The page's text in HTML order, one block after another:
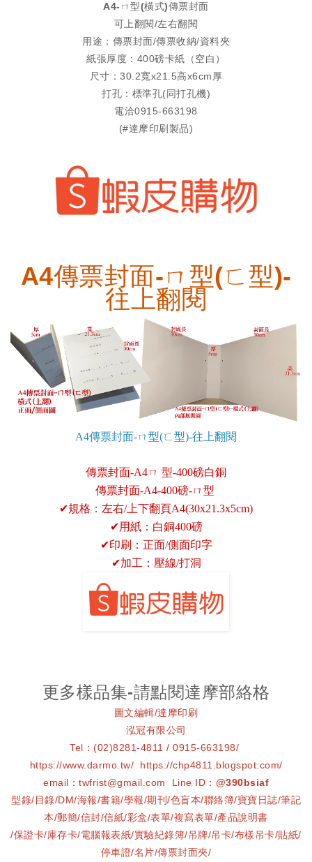
A4-ㄇ型(橫式)傳票封面
可上翻閱/左右翻閱
用途：傳票封面/傳票收納/資料夾
紙張厚度：400磅卡紙（空白）
尺寸：30.2寬x21.5高x6cm厚
打孔：標準孔(同打孔機)
電洽0915-663198
(#達摩印刷製品)
A4傳票封面-ㄇ型(ㄈ型)-
往上翻閱
A4傳票封面-ㄇ型(ㄈ型)-往上翻閱
傳票封面-A4ㄇ 型-400磅白銅
傳票封面-A4-400磅-ㄇ型
✔規格：左右/上下翻頁A4(30x21.3x5cm)
✔用紙：白銅400磅
✔印刷：正面/側面印字
✔加工：壓線/打洞
更多樣品集-請點閱達摩部絡格
圖文編輯/達摩印刷
泓冠有限公司
Tel：(02)8281-4811 / 0915-663198/
https://www.darmo.tw/ https://chp4811.blogspot.com/
email：twfrist@gmail.com Line ID： @390bsiaf
型錄/目錄/DM/海報/書籍/學報/期刊/色盲本/聯絡簿/寶寶日誌/筆記
本/郵簡/信封/信紙/彩盒/表單/複寫表單/產品說明書
/保證卡/庫存卡/電腦報表紙/實驗紀錄簿/吊牌/吊卡/布樣吊卡/貼紙/
停車證/名片/傳票封面夾/